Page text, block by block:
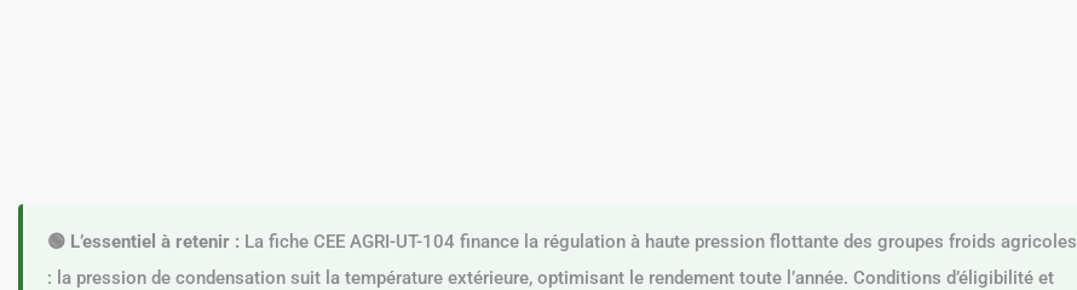
🟢 L’essentiel à retenir : La fiche CEE AGRI-UT-104 finance la régulation à haute pression flottante des groupes froids agricoles
: la pression de condensation suit la température extérieure, optimisant le rendement toute l’année. Conditions d’éligibilité et